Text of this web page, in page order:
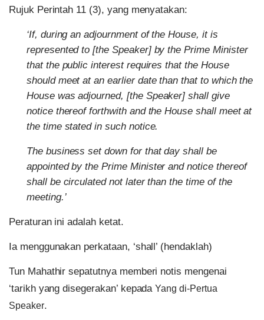
Rujuk Perintah 11 (3), yang menyatakan:
‘If, during an adjournment of the House, it is
represented to [the Speaker] by the Prime Minister
that the public interest requires that the House
should meet at an earlier date than that to which the
House was adjourned, [the Speaker] shall give
notice thereof forthwith and the House shall meet at
the time stated in such notice.
The business set down for that day shall be
appointed by the Prime Minister and notice thereof
shall be circulated not later than the time of the
meeting.’
Peraturan ini adalah ketat.
Ia menggunakan perkataan, ‘shall’ (hendaklah)
Tun Mahathir sepatutnya memberi notis mengenai
‘tarikh yang disegerakan’ kepadaYang di-Pertua
Speaker.